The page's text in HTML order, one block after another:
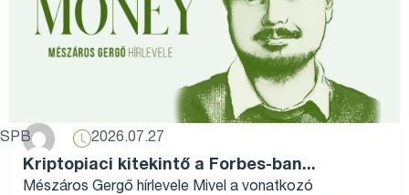
SPB 2026.07.27
Kriptopiaci kitekintő a Forbes-ban...
Mészáros Gergő hírlevele Mivel a vonatkozó